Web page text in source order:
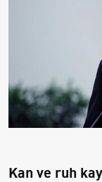
Kan ve ruh